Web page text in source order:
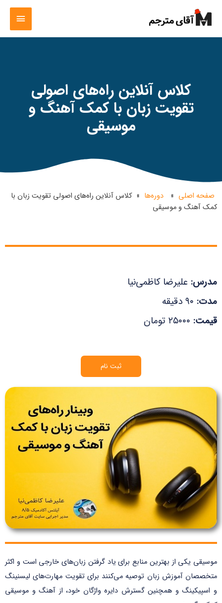
کلاس آنلاین راه‌های اصولی
تقویت زبان با کمک آهنگ و
موسیقی
صفحه اصلی » دوره‌ها » کلاس آنلاین راه‌های اصولی تقویت زبان با
کمک آهنگ و موسیقی
مدرس: علیرضا کاظمی‌نیا
مدت:
قیمت:
ثبت نام
موسیقی یکی از بهترین منابع برای یاد گرفتن زبان‌های خارجی است و اکثر
متخصصان آموزش زبان توصیه می‌کنند برای تقویت مهارت‌های لیسنینگ
و اسپیکینگ و همچنین گسترش دایره واژگان خود، از آهنگ و موسیقی